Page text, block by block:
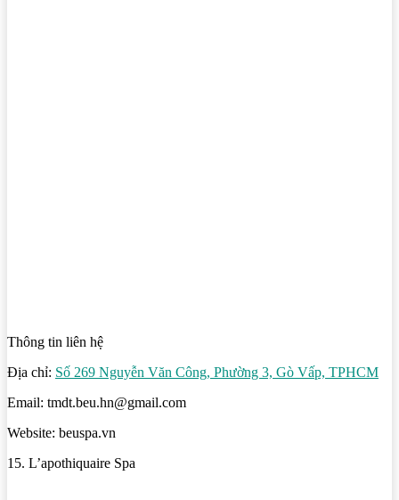
Thông tin liên hệ
Địa chỉ: Số 269 Nguyễn Văn Công, Phường 3, Gò Vấp, TPHCM
Email: tmdt.beu.hn@gmail.com
Website: beuspa.vn
15. L’apothiquaire Spa